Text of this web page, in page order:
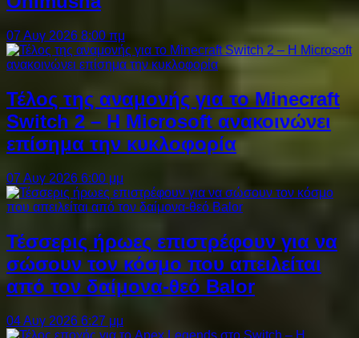
07 Αυγ 2026 8:00 πμ
Τέλος της αναμονής για το Minecraft
Switch 2 – Η Microsoft ανακοινώνει
επίσημα την κυκλοφορία
07 Αυγ 2026 6:00 μμ
Τέσσερις ήρωες επιστρέφουν για να
σώσουν τον κόσμο που απειλείται
από τον δαίμονα-θεό Balor
04 Αυγ 2026 6:27 μμ